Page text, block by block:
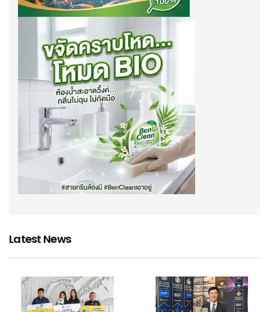
Latest News